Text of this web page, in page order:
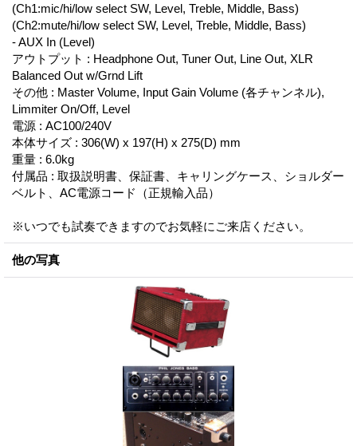
(Ch1:mic/hi/low select SW, Level, Treble, Middle, Bass)
(Ch2:mute/hi/low select SW, Level, Treble, Middle, Bass)
- AUX In (Level)
アウトプット : Headphone Out, Tuner Out, Line Out, XLR
Balanced Out w/Grnd Lift
その他 : Master Volume, Input Gain Volume (各チャンネル),
Limmiter On/Off, Level
電源 : AC100/240V
本体サイズ : 306(W) x 197(H) x 275(D) mm
重量 : 6.0kg
付属品 : 取扱説明書、保証書、キャリングケース、ショルダー
ベルト、AC電源コード（正規輸入品）
※いつでも試奏できますのでお気軽にご来店ください。
他の写真